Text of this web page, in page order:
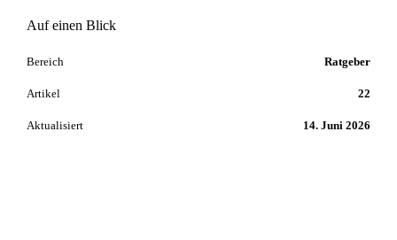
Auf einen Blick
Bereich Ratgeber
Artikel 22
Aktualisiert 14. Juni 2026